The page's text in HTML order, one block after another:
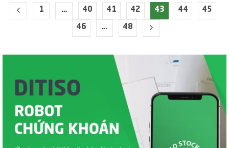
1 … 40 41 42 43 44 45
46 … 48